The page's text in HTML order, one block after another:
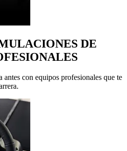
DE
antes con equipos profesionales que te